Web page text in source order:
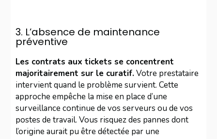
3. L’absence de maintenance
préventive
Les contrats aux tickets se concentrent
majoritairement sur le curatif.Votre prestataire
intervient quand le problème survient. Cette
approche empêche la mise en place d’une
surveillance continue de vos serveurs ou de vos
postes de travail. Vous risquez des pannes dont
l’origine aurait pu être détectée par une